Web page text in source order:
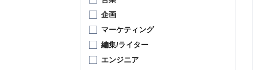
企画
マーケティング
編集/ライター
エンジニア